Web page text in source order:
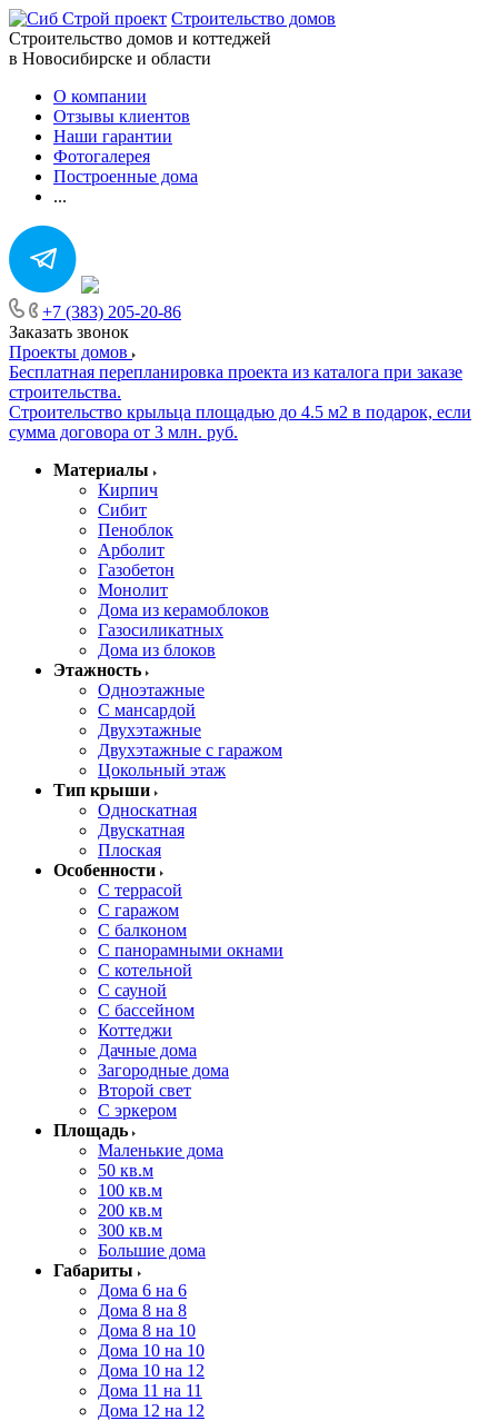
Строительство домов
Строительство домов и коттеджей
в Новосибирске и области
О компании
Отзывы клиентов
Наши гарантии
Фотогалерея
Построенные дома
...
+7 (383) 205-20-86
Заказать звонок
Проекты домов
Бесплатная перепланировка проекта из каталога при заказе
строительства.
Строительство крыльца площадью до 4.5 м2 в подарок, если
сумма договора от 3 млн. руб.
Материалы
Кирпич
Сибит
Пеноблок
Арболит
Газобетон
Монолит
Дома из керамоблоков
Газосиликатных
Дома из блоков
Этажность
Одноэтажные
С мансардой
Двухэтажные
Двухэтажные с гаражом
Цокольный этаж
Тип крыши
Односкатная
Двускатная
Плоская
Особенности
С террасой
С гаражом
С балконом
С панорамными окнами
С котельной
С сауной
С бассейном
Коттеджи
Дачные дома
Загородные дома
Второй свет
С эркером
Площадь
Маленькие дома
50 кв.м
100 кв.м
200 кв.м
300 кв.м
Большие дома
Габариты
Дома 6 на 6
Дома 8 на 8
Дома 8 на 10
Дома 10 на 10
Дома 10 на 12
Дома 11 на 11
Дома 12 на 12